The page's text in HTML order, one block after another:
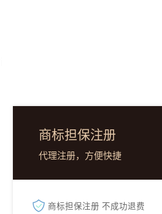
商标担保注册
代理注册，方便快捷
商标担保注册 不成功退费